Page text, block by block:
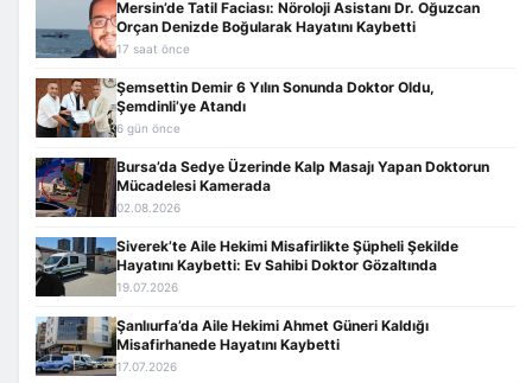
Mersin’de Tatil Faciası: Nöroloji Asistanı Dr. Oğuzcan
Orçan Denizde Boğularak Hayatını Kaybetti
17 saat önce
Şemsettin Demir 6 Yılın Sonunda Doktor Oldu,
Şemdinli’ye Atandı
6 gün önce
Bursa’da Sedye Üzerinde Kalp Masajı Yapan Doktorun
Mücadelesi Kamerada
02.08.2026
Siverek’te Aile Hekimi Misafirlikte Şüpheli Şekilde
Hayatını Kaybetti: Ev Sahibi Doktor Gözaltında
19.07.2026
Şanlıurfa’da Aile Hekimi Ahmet Güneri Kaldığı
Misafirhanede Hayatını Kaybetti
17.07.2026